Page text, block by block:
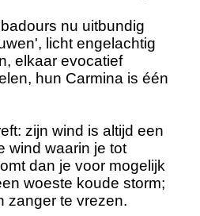
nu uitbundig
licht engelachtig
elkaar evocatief
hun Carmina is één
zijn wind is altijd een
wind waarin je tot
dan je voor mogelijk
woeste koude storm;
zanger te vrezen.